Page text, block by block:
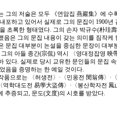
그의 저술은 모두 《연암집 燕巖集》에
포하고 있어서 실제로 그의 문집이 1900년
초록한 형태였다. 그의 손자 박규수(朴珪
음은 그의 문집 내용이 갖는 의미를 짐작케
문집 대부분이 논설을 중심한 문장이 대부
의 아들 종간(宗侃) 역시 〈영대정잡영 映
있다. 실제로 당시 교유한 문인들의 문집
음을 증명하는 한 예일 것이다.
품으로는 〈허생전〉·〈민옹전 閔翁傳〉·
역학대도전 易學大盜傳〉·〈봉산학자전
추증되고, 문도(文度)의 시호를 받았다.